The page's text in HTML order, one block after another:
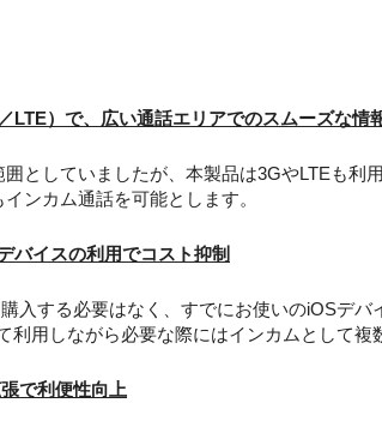
LTE）で、広い通話エリアでのスムーズな情
としていましたが、本製品は3GやLTEも利
ンカム通話を可能とします。
バイスの利用でコスト抑制
入する必要はなく、すでにお使いのiOSデ
利用しながら必要な際にはインカムとして複
で利便性向上